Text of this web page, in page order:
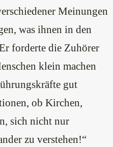
Meinungen
was ihnen in den
forderte die Zuhörer
klein machen
gut
ob Kirchen,
sich nicht nur
zu verstehen!“